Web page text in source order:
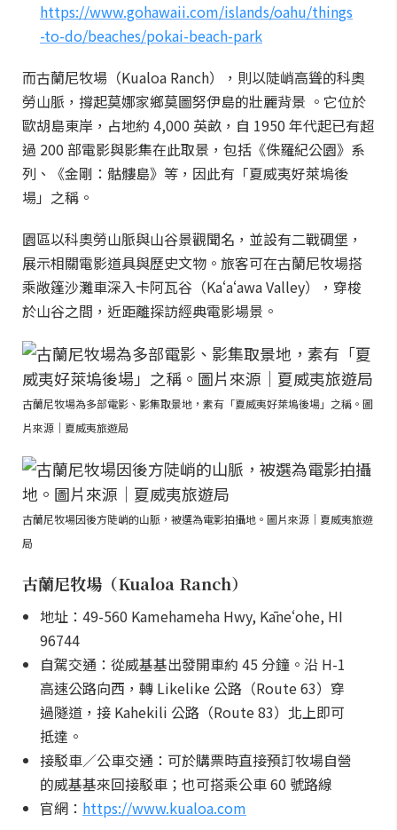
https://www.gohawaii.com/islands/oahu/things
-to-do/beaches/pokai-beach-park
而古蘭尼牧場（Kualoa Ranch），則以陡峭高聳的科奧
勞山脈，撐起莫娜家鄉莫圖努伊島的壯麗背景 。它位於
歐胡島東岸，占地約 4,000 英畝，自 1950 年代起已有超
過 200 部電影與影集在此取景，包括《侏羅紀公園》系
列、《金剛：骷髏島》等，因此有「夏威夷好萊塢後
場」之稱。
園區以科奧勞山脈與山谷景觀聞名，並設有二戰碉堡，
展示相關電影道具與歷史文物。旅客可在古蘭尼牧場搭
乘敞篷沙灘車深入卡阿瓦谷（Kaʻaʻawa Valley），穿梭
於山谷之間，近距離探訪經典電影場景。
古蘭尼牧場為多部電影、影集取景地，素有「夏威夷好萊塢後場」之稱。圖
片來源｜夏威夷旅遊局
古蘭尼牧場因後方陡峭的山脈，被選為電影拍攝地。圖片來源｜夏威夷旅遊
局
古蘭尼牧場（Kualoa Ranch）
地址：49-560 Kamehameha Hwy, Kāneʻohe, HI
96744
自駕交通：從威基基出發開車約 45 分鐘。沿 H-1
高速公路向西，轉 Likelike 公路（Route 63）穿
過隧道，接 Kahekili 公路（Route 83）北上即可
抵達。
接駁車／公車交通：可於購票時直接預訂牧場自營
的威基基來回接駁車；也可搭乘公車 60 號路線
官網： https://www.kualoa.com